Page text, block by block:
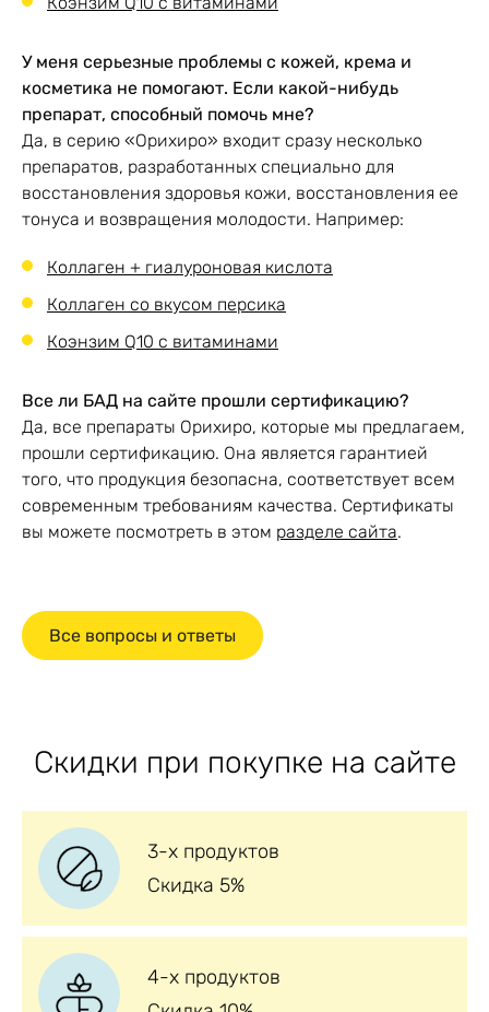
навинчиваемой
крышкой.
хранить в сухом,
защищенном от света
и недоступном для
температуре не выше
25 С.
Страна
производства
Япония
Производитель
Орихиро / ORIHIRO Co.
Ltd.
У меня серьезные проблемы с кожей, крема и
косметика не помогают. Если какой-нибудь
препарат, способный помочь мне?
Да, в серию «Орихиро» входит сразу несколько
препаратов, разработанных специально для
восстановления здоровья кожи, восстановления ее
тонуса и возвращения молодости. Например:
Коллаген + гиалуроновая кислота
Коллаген со вкусом персика
Коэнзим Q10 с витаминами
Все ли БАД на сайте прошли сертификацию?
Да, все препараты Орихиро, которые мы предлагаем,
прошли сертификацию. Она является гарантией
того, что продукция безопасна, соответствует всем
современным требованиям качества. Сертификаты
вы можете посмотреть в этом разделе сайта.
Все вопросы и ответы
Скидки при покупке на сайте
3-х продуктов
Скидка 5%
4-х продуктов